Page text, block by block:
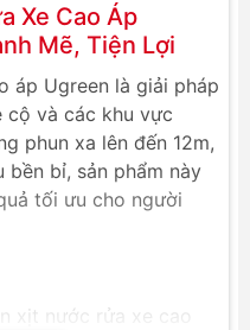
Xe Cao Áp
Mẽ, Tiện Lợi
áp Ugreen là giải pháp
cộ và các khu vực
phun xa lên đến 12m,
bỉ, sản phẩm này
tối ưu cho người
xịt nước rửa xe cao